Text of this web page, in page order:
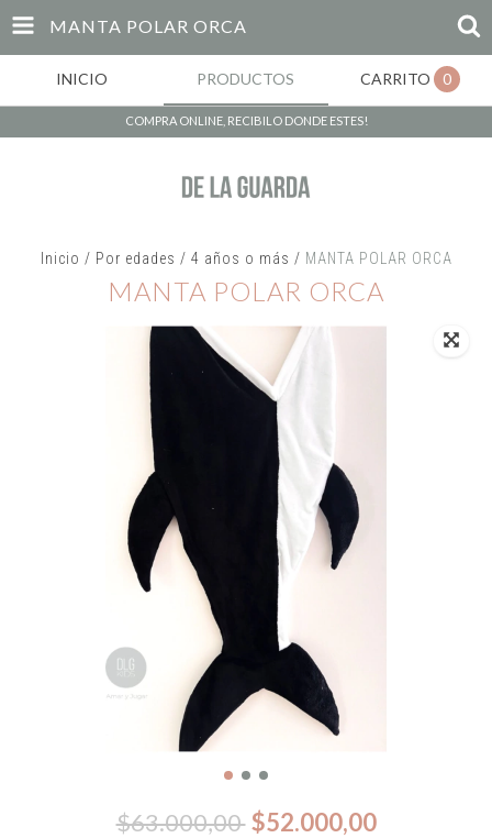
MANTA POLAR ORCA
INICIO PRODUCTOS CARRITO 0
COMPRA ONLINE, RECIBILO DONDE ESTES!
Inicio / Por edades / 4 años o más / MANTA POLAR ORCA
MANTA POLAR ORCA
$63.000,00 $52.000,00